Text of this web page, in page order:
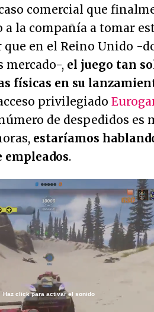
comercial que
la compañía a tomar
que en el Reino Unido -
mercado-, el juego tan
físicas en su
privilegiado
de despedidos es
estaríamos
empleados.
Haz click para activar el sonido